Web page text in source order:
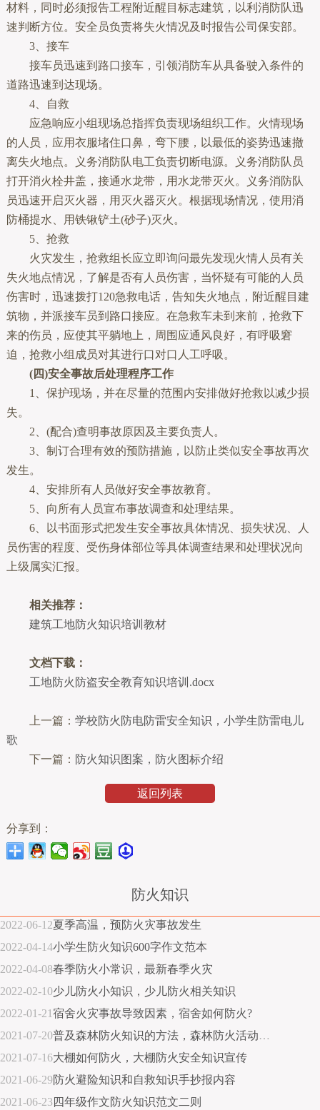
材料，同时必须报告工程附近醒目标志建筑，以利消防队迅
速判断方位。安全员负责将失火情况及时报告公司保安部。
3、接车
接车员迅速到路口接车，引领消防车从具备驶入条件的
道路迅速到达现场。
4、自救
应急响应小组现场总指挥负责现场组织工作。火情现场
的人员，应用衣服堵住口鼻，弯下腰，以最低的姿势迅速撤
离失火地点。义务消防队电工负责切断电源。义务消防队员
打开消火栓井盖，接通水龙带，用水龙带灭火。义务消防队
员迅速开启灭火器，用灭火器灭火。根据现场情况，使用消
防桶提水、用铁锹铲土(砂子)灭火。
5、抢救
火灾发生，抢救组长应立即询问最先发现火情人员有关
失火地点情况，了解是否有人员伤害，当怀疑有可能的人员
伤害时，迅速拨打120急救电话，告知失火地点，附近醒目建
筑物，并派接车员到路口接应。在急救车未到来前，抢救下
来的伤员，应使其平躺地上，周围应通风良好，有呼吸窘
迫，抢救小组成员对其进行口对口人工呼吸。
(四)安全事故后处理程序工作
1、保护现场，并在尽量的范围内安排做好抢救以减少损
失。
2、(配合)查明事故原因及主要负责人。
3、制订合理有效的预防措施，以防止类似安全事故再次
发生。
4、安排所有人员做好安全事故教育。
5、向所有人员宣布事故调查和处理结果。
6、以书面形式把发生安全事故具体情况、损失状况、人
员伤害的程度、受伤身体部位等具体调查结果和处理状况向
上级属实汇报。
相关推荐：
建筑工地防火知识培训教材
文档下载：
工地防火防盗安全教育知识培训.docx
上一篇： 学校防火防电防雷安全知识，小学生防雷电儿
歌
下一篇： 防火知识图案，防火图标介绍
返回列表
分享到：
防火知识
2022-06-12夏季高温，预防火灾事故发生
2022-04-14小学生防火知识600字作文范本
2022-04-08春季防火小常识，最新春季火灾
2022-02-10少儿防火小知识，少儿防火相关知识
2022-01-21宿舍火灾事故导致因素，宿舍如何防火?
2021-07-20普及森林防火知识的方法，森林防火活动建议心得体会
2021-07-16大棚如何防火，大棚防火安全知识宣传
2021-06-29防火避险知识和自救知识手抄报内容
2021-06-23 四年级作文防火知识范文二则